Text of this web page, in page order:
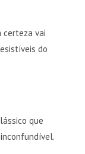
certeza vai
do
que